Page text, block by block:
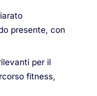
presente, con
per il
fitness,